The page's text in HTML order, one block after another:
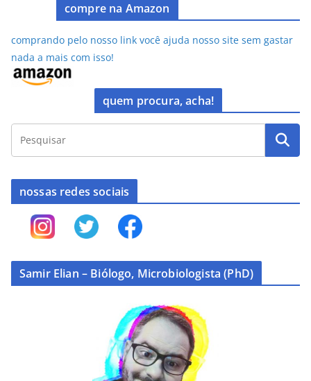
compre na Amazon
comprando pelo nosso link você ajuda nosso site sem gastar
nada a mais com isso!
quem procura, acha!
nossas redes sociais
Samir Elian – Biólogo, Microbiologista (PhD)